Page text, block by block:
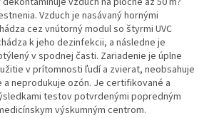
Vzduch je nasávaný hornými
cez vnútorný modul so štyrmi UVC
k jeho dezinfekcii, a následne je
v spodnej časti. Zariadenie je úplne
v prítomnosti ľudí a zvierat, neobsahuje
a neprodukuje ozón. Je certifikované a
testov potvrdenými popredným
výskumným centrom.